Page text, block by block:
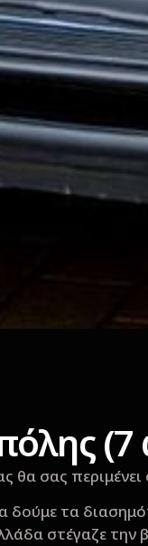
(7
θα σας
τα
στέγαζε την